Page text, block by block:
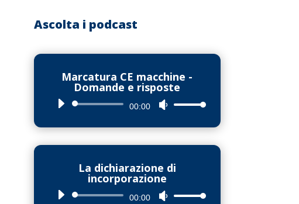
Ascolta i podcast
Marcatura CE macchine -
Domande e risposte
Audio
00:00
Usa
su/giù
La dichiarazione di
incorporazione
Audio
00:00
Usa